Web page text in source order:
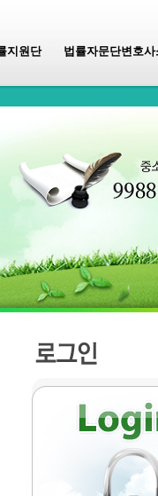
지원단 법률자문단변호사